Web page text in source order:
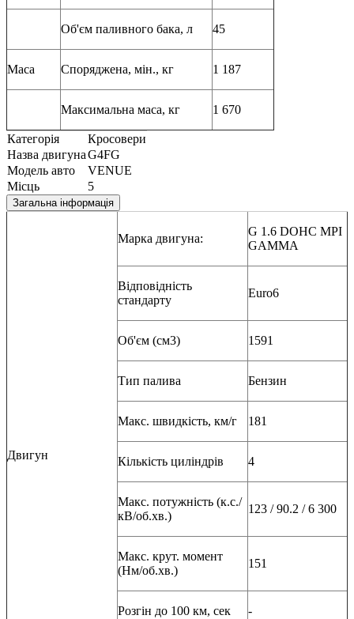
Об'єм паливного бака, л 45
Маса Споряджена, мін., кг 1 187
Максимальна маса, кг 1 670
Категорія
Кросовери
Назва двигунаG4FG
Модель авто
VENUE
Місць
5
Загальна інформація
Двигун
Марка двигуна:
G 1.6 DOHC MPI
GAMMA
Відповідність
стандарту
Euro6
Об'єм (см3) 1591
Тип палива Бензин
Макс. швидкість, км/г 181
Кількість циліндрів 4
Макс. потужність (к.с./
кВ/об.хв.)
123 / 90.2 / 6 300
Макс. крут. момент
(Нм/об.хв.)
151
Розгін до 100 км, сек -